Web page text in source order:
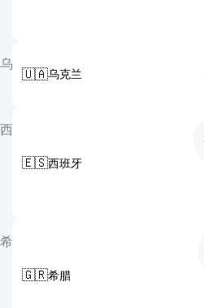
乌
🇺🇦乌克兰
西
🇪🇸西班牙
希
🇬🇷希腊